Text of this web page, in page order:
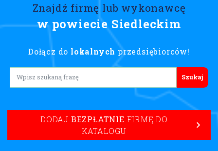
Znajdź firmę lub wykonawcę
w powiecie Siedleckim
Dołącz do lokalnych przedsiębiorców!
Lorem ipsum
DODAJ BEZPŁATNIE FIRMĘ DO
KATALOGU